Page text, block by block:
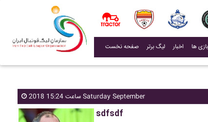
صفحه نخست لیگ برتر اخبار(current)
ساعت 15:24 2018 Saturday September
sdfsdf